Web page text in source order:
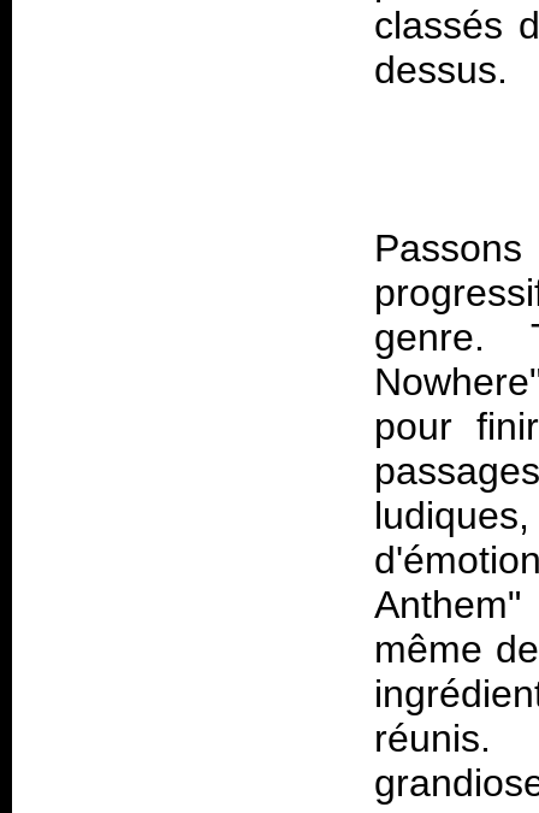
classés
genre.
pour
même
réunis.